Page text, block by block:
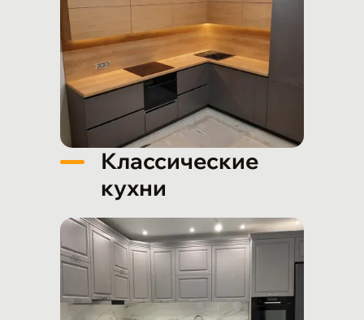
Классические
кухни